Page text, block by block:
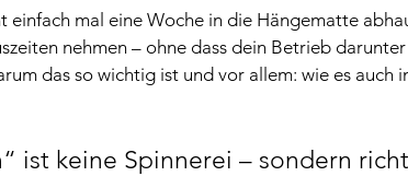
einfach mal eine Woche in die Hängematte
nehmen – ohne dass dein Betrieb
das so wichtig ist und vor allem: wie es auch
ist keine Spinnerei – sondern